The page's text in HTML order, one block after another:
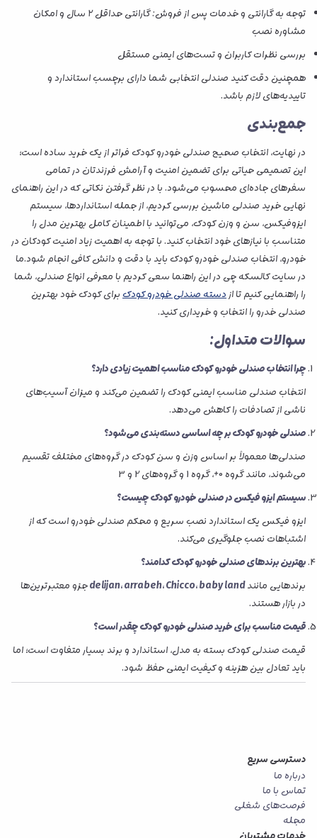
توجه به گارانتی و خدمات پس از فروش: گارانتی حداقل ۲ سال و امکان
مشاوره نصب
بررسی نظرات کاربران و تست‌های ایمنی مستقل
همچنین دقت کنید صندلی انتخابی شما دارای برچسب استاندارد و
تاییدیه‌های لازم باشد.
جمع‌بندی
در نهایت، انتخاب صحیح صندلی خودرو کودک فراتر از یک خرید ساده است؛
این تصمیمی حیاتی برای تضمین امنیت و آرامش فرزندتان در تمامی
سفرهای جاده‌ای محسوب می‌شود. با در نظر گرفتن نکاتی که در این راهنمای
نهایی خرید صندلی ماشین بررسی کردیم، از جمله استانداردها، سیستم
ایزوفیکس، سن و وزن کودک، می‌توانید با اطمینان کامل بهترین مدل را
متناسب با نیازهای خود انتخاب کنید. با توجه به اهمیت زیاد امنیت کودکان در
خودرو، انتخاب صندلی خودرو کودک باید با دقت و دانش کافی انجام شود.ما
در سایت کالسکه چی در این راهنما سعی کردیم با معرفی انواع صندلی، شما
را راهنمایی کنیم تا از دسته صندلی خودرو کودکبرای کودک خود بهترین
صندلی خدرو را انتخاب و خریداری کنید.
سوالات متداول:
چرا انتخاب صندلی خودرو کودک مناسب اهمیت زیادی دارد؟
انتخاب صندلی مناسب ایمنی کودک را تضمین می‌کند و میزان آسیب‌های
ناشی از تصادفات را کاهش می‌دهد.
صندلی خودرو کودک بر چه اساسی دسته‌بندی می‌شود؟
صندلی‌ها معمولاً بر اساس وزن و سن کودک در گروه‌های مختلف تقسیم
می‌شوند، مانند گروه 0+، گروه 1 و گروه‌های 2 و 3
سیستم ایزو فیکس در صندلی خودرو کودک چیست؟
ایزو فیکس یک استاندارد نصب سریع و محکم صندلی خودرو است که از
اشتباهات نصب جلوگیری می‌کند.
بهترین برندهای صندلی خودرو کودک کدامند؟
برندهایی مانندdelijan، ‎arrabeh، Chicco، baby landجزو معتبرترین‌ها
در بازار هستند.
قیمت مناسب برای خرید صندلی خودرو کودک چقدر است؟
قیمت صندلی کودک بسته به مدل، استاندارد و برند بسیار متفاوت است؛ اما
باید تعادل بین هزینه و کیفیت ایمنی حفظ شود.
دسترسی سریع
درباره ما
تماس با ما
فرصت‌های شغلی
مجله